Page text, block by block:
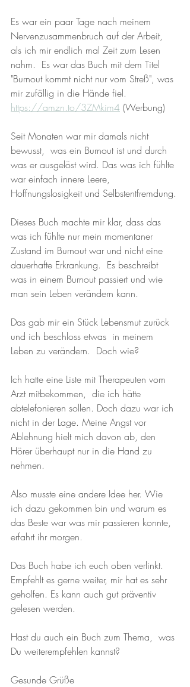
Es war ein paar Tage nach meinem
Nervenzusammenbruch auf der Arbeit,
als ich mir endlich mal Zeit zum Lesen
nahm.  Es war das Buch mit dem Titel
"Burnout kommt nicht nur vom Streß", was
mir zufällig in die Hände fiel.
https://amzn.to/3ZMkim4 (Werbung)
Seit Monaten war mir damals nicht
bewusst,  was ein Burnout ist und durch
was er ausgelöst wird. Das was ich fühlte
war einfach innere Leere,
Hoffnungslosigkeit und Selbstentfremdung.
Dieses Buch machte mir klar, dass das
was ich fühlte nur mein momentaner
Zustand im Burnout war und nicht eine
dauerhafte Erkrankung.  Es beschreibt
was in einem Burnout passiert und wie
man sein Leben verändern kann.
Das gab mir ein Stück Lebensmut zurück
und ich beschloss etwas  in meinem
Leben zu verändern.  Doch wie?
Ich hatte eine Liste mit Therapeuten vom
Arzt mitbekommen,  die ich hätte
abtelefonieren sollen. Doch dazu war ich
nicht in der Lage. Meine Angst vor
Ablehnung hielt mich davon ab, den
Hörer überhaupt nur in die Hand zu
nehmen.
Also musste eine andere Idee her. Wie
ich dazu gekommen bin und warum es
das Beste war was mir passieren konnte,
erfahrt ihr morgen.
Das Buch habe ich euch oben verlinkt.
Empfehlt es gerne weiter, mir hat es sehr
geholfen. Es kann auch gut präventiv
gelesen werden.
Hast du auch ein Buch zum Thema,  was
Du weiterempfehlen kannst?
Gesunde Grüße